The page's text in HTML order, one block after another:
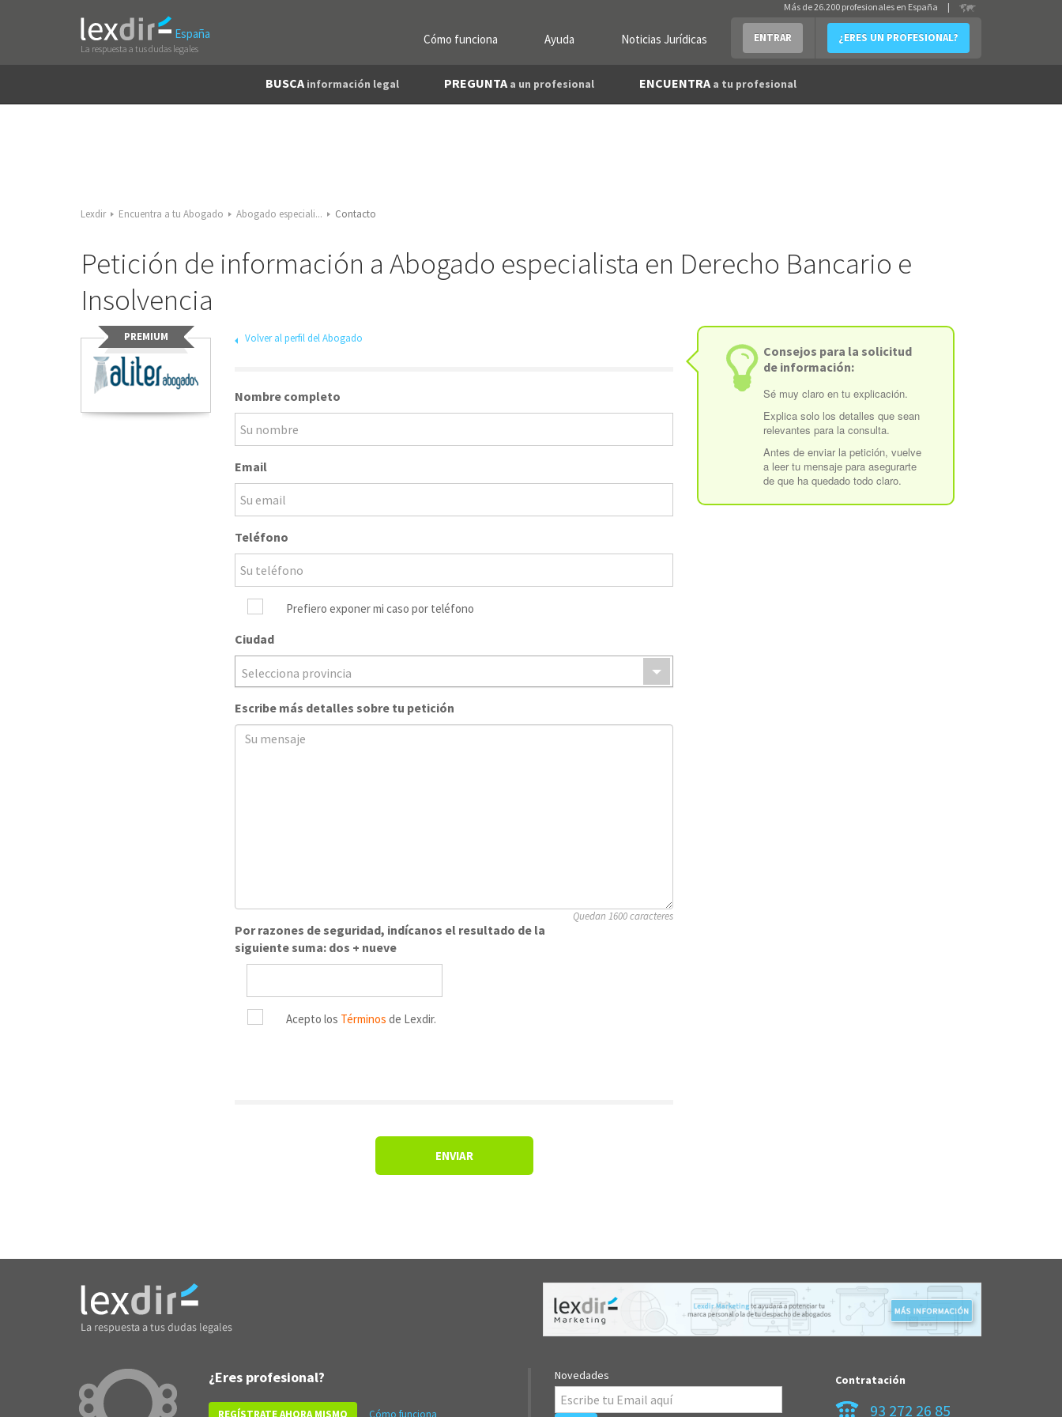
España
La respuesta a tus dudas legales
Cómo funciona Ayuda Noticias Jurídicas ENTRAR ¿ERES UN PROFESIONAL?
Más de 26.200 profesionales en España |
BUSCA información legal PREGUNTA a un profesional ENCUENTRA a tu profesional
Lexdir Encuentra a tu Abogado Abogado especiali... Contacto
Petición de información a Abogado especialista en Derecho Bancario e
Insolvencia
PREMIUM Volver al perfil del Abogado
Nombre completo
Email
Teléfono
Prefiero exponer mi caso por teléfono
Ciudad
Selecciona provincia
Escribe más detalles sobre tu petición
Quedan 1600 caracteres
Por razones de seguridad, indícanos el resultado de la
siguiente suma: dos + nueve
Acepto los Términos de Lexdir.
Consejos para la solicitud
de información:
Sé muy claro en tu explicación.
Explica solo los detalles que sean
relevantes para la consulta.
Antes de enviar la petición, vuelve
a leer tu mensaje para asegurarte
de que ha quedado todo claro.
¿Eres profesional? Novedades Contratación
93 272 26 85